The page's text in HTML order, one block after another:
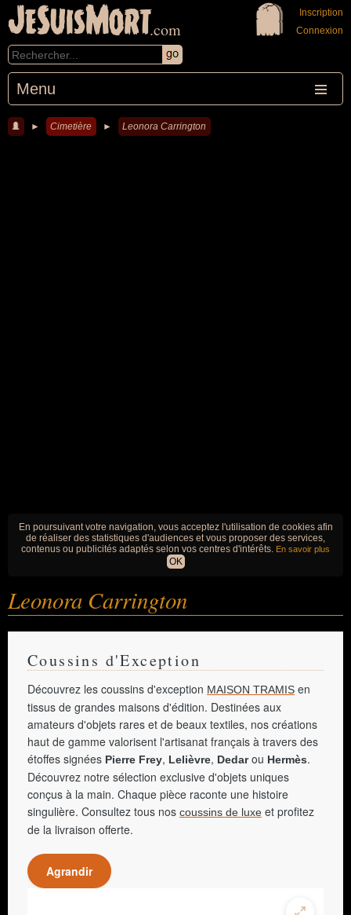
JeSuisMort.com
Menu
Inscription
Connexion
► Cimetière ► Leonora Carrington
En poursuivant votre navigation, vous acceptez l'utilisation de cookies afin
de réaliser des statistiques d'audiences et vous proposer des services,
contenus ou publicités adaptés selon vos centres d'intérêts. En savoir plus
OK
Leonora Carrington
Coussins d'Exception
Découvrez les coussins d'exception MAISON TRAMIS en
tissus de grandes maisons d'édition. Destinées aux
amateurs d'objets rares et de beaux textiles, nos créations
haut de gamme valorisent l'artisanat français à travers des
étoffes signées Pierre Frey, Lelièvre, Dedarou Hermès.
Découvrez notre sélection exclusive d'objets uniques
conçus à la main. Chaque pièce raconte une histoire
singulière. Consultez tous nos coussins de luxe et profitez
de la livraison offerte.
Agrandir